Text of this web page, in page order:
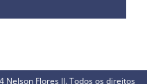
Nelson Flores II. Todos os direitos